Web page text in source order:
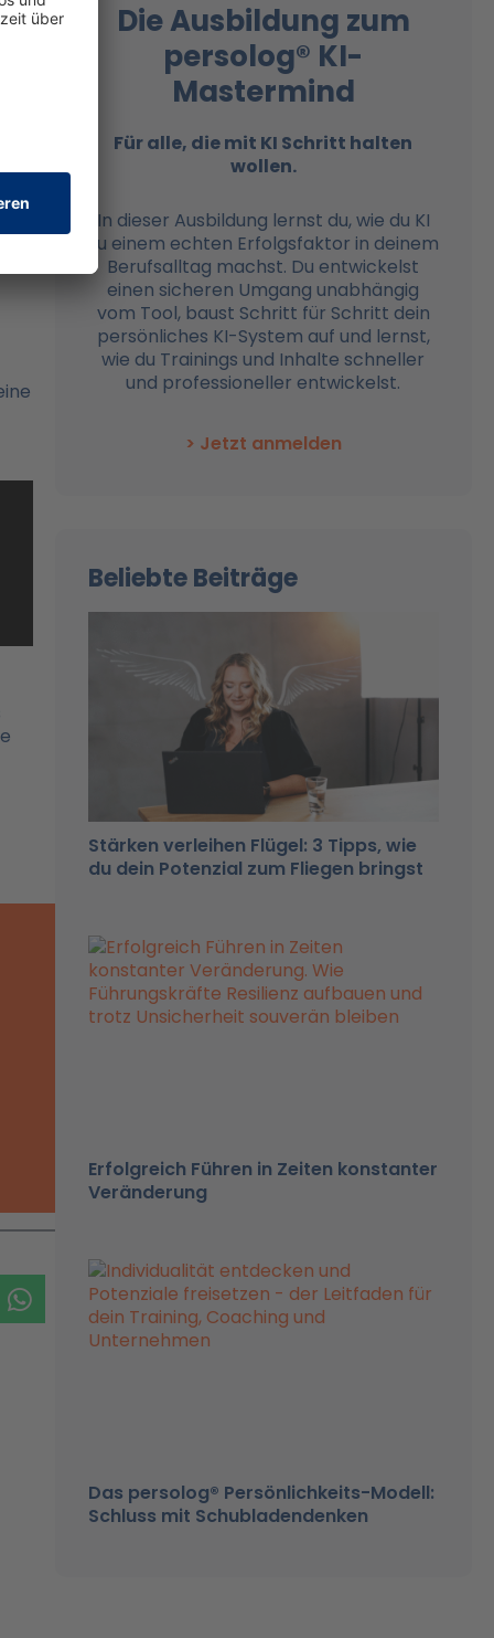
Die Ausbildung zum
persolog® KI-
Mastermind
Für alle, die mit KI Schritt halten
wollen.
In dieser Ausbildung lernst du, wie du KI
zu einem echten Erfolgsfaktor in deinem
Berufsalltag machst. Du entwickelst
einen sicheren Umgang unabhängig
vom Tool, baust Schritt für Schritt dein
persönliches KI-System auf und lernst,
wie du Trainings und Inhalte schneller
und professioneller entwickelst.
> Jetzt anmelden
Beliebte Beiträge
Stärken verleihen Flügel: 3 Tipps, wie
du dein Potenzial zum Fliegen bringst
Erfolgreich Führen in Zeiten konstanter
Veränderung
Das persolog® Persönlichkeits-Modell:
Schluss mit Schubladendenken